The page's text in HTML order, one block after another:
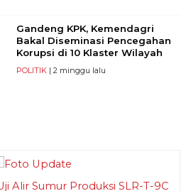
Gandeng KPK, Kemendagri
Bakal Diseminasi Pencegahan
Korupsi di 10 Klaster Wilayah
POLITIK| 2 minggu lalu